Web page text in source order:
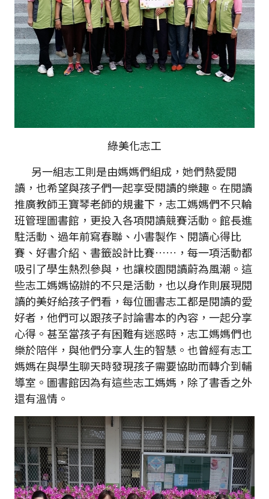
綠美化志工
另一組志工則是由媽媽們組成，她們熱愛閱
讀，也希望與孩子們一起享受閱讀的樂趣。在閱讀
推廣教師王寶琴老師的規畫下，志工媽媽們不只輪
班管理圖書館，更投入各項閱讀競賽活動。館長進
駐活動、過年前寫春聯、小書製作、閱讀心得比
賽、好書介紹、書籤設計比賽……，每一項活動都
吸引了學生熱烈參與，也讓校園閱讀蔚為風潮。這
些志工媽媽協辦的不只是活動，也以身作則展現閱
讀的美好給孩子們看，每位圖書志工都是閱讀的愛
好者，他們可以跟孩子討論書本的內容，一起分享
心得。甚至當孩子有困難有迷惑時，志工媽媽們也
樂於陪伴，與他們分享人生的智慧。也曾經有志工
媽媽在與學生聊天時發現孩子需要協助而轉介到輔
導室。圖書館因為有這些志工媽媽，除了書香之外
還有溫情。